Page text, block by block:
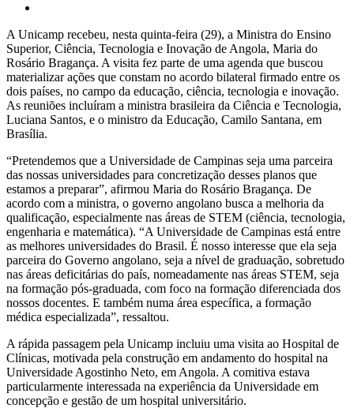
A Unicamp recebeu, nesta quinta-feira (29), a Ministra do Ensino
Superior, Ciência, Tecnologia e Inovação de Angola, Maria do
Rosário Bragança. A visita fez parte de uma agenda que buscou
materializar ações que constam no acordo bilateral firmado entre os
dois países, no campo da educação, ciência, tecnologia e inovação.
As reuniões incluíram a ministra brasileira da Ciência e Tecnologia,
Luciana Santos, e o ministro da Educação, Camilo Santana, em
Brasília.
“Pretendemos que a Universidade de Campinas seja uma parceira
das nossas universidades para concretização desses planos que
estamos a preparar”, afirmou Maria do Rosário Bragança. De
acordo com a ministra, o governo angolano busca a melhoria da
qualificação, especialmente nas áreas de STEM (ciência, tecnologia,
engenharia e matemática). “A Universidade de Campinas está entre
as melhores universidades do Brasil. É nosso interesse que ela seja
parceira do Governo angolano, seja a nível de graduação, sobretudo
nas áreas deficitárias do país, nomeadamente nas áreas STEM, seja
na formação pós-graduada, com foco na formação diferenciada dos
nossos docentes. E também numa área específica, a formação
médica especializada”, ressaltou.
A rápida passagem pela Unicamp incluiu uma visita ao Hospital de
Clínicas, motivada pela construção em andamento do hospital na
Universidade Agostinho Neto, em Angola. A comitiva estava
particularmente interessada na experiência da Universidade em
concepção e gestão de um hospital universitário.